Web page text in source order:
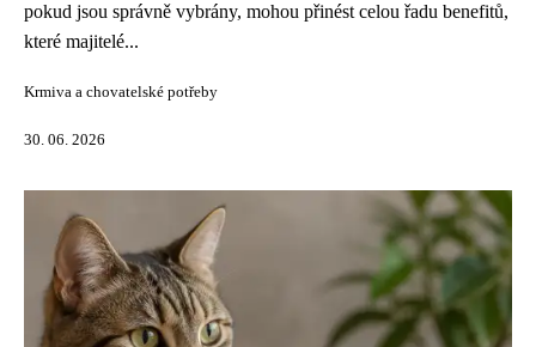
pokud jsou správně vybrány, mohou přinést celou řadu benefitů,
které majitelé...
Krmiva a chovatelské potřeby
30. 06. 2026